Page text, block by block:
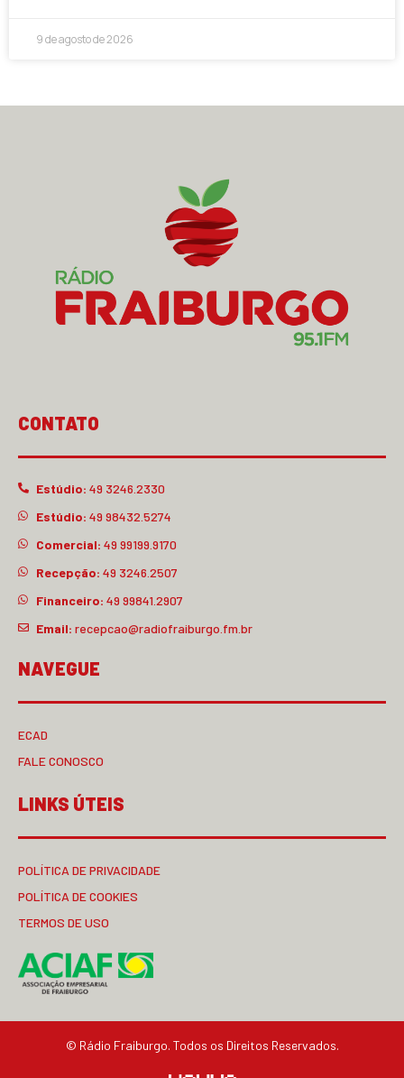
9 de agosto de 2026
CONTATO
Estúdio: 49 3246.2330
Estúdio: 49 98432.5274
Comercial: 49 99199.9170
Recepção: 49 3246.2507
Financeiro: 49 99841.2907
Email: recepcao@radiofraiburgo.fm.br
NAVEGUE
ECAD
FALE CONOSCO
LINKS ÚTEIS
POLÍTICA DE PRIVACIDADE
POLÍTICA DE COOKIES
TERMOS DE USO
© Rádio Fraiburgo. Todos os Direitos Reservados.